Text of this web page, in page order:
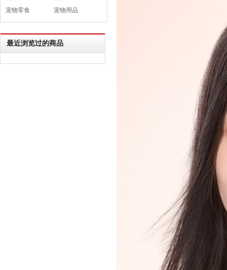
宠物零食
宠物用品
最近浏览过的商品